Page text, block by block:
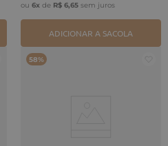
ou 6x de R$ 6,65 sem juros
ADICIONAR A SACOLA
58%